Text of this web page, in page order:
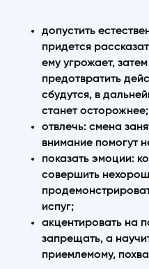
допустить
придется
ему угрожает,
предотвратить
сбудутся, в
станет осторожнее;
отвлечь: смена
внимание помогут
показать эмоции:
совершить
испуг;
акцентировать на
запрещать, а
приемлемому,